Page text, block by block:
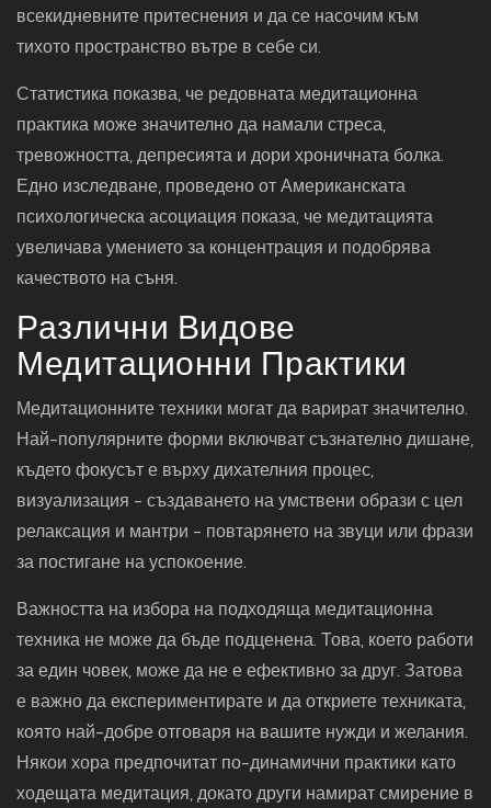
всекидневните притеснения и да се насочим към
тихото пространство вътре в себе си.
Статистика показва, че редовната медитационна
практика може значително да намали стреса,
тревожността, депресията и дори хроничната болка.
Едно изследване, проведено от Американската
психологическа асоциация показа, че медитацията
увеличава умението за концентрация и подобрява
качеството на съня.
Различни Видове
Медитационни Практики
Медитационните техники могат да варират значително.
Най-популярните форми включват съзнателно дишане,
където фокусът е върху дихателния процес,
визуализация - създаването на умствени образи с цел
релаксация и мантри - повтарянето на звуци или фрази
за постигане на успокоение.
Важността на избора на подходяща медитационна
техника не може да бъде подценена. Това, което работи
за един човек, може да не е ефективно за друг. Затова
е важно да експериментирате и да откриете техниката,
която най-добре отговаря на вашите нужди и желания.
Някои хора предпочитат по-динамични практики като
ходещата медитация, докато други намират смирение в